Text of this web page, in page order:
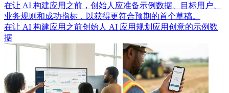
在让 AI 构建应用之前，创始人应准备示例数据、目标用户、
业务规则和成功指标，以获得更符合预期的首个草稿。
在让 AI 构建应用之前创始人 AI 应用规划 应用创意的示例数
据